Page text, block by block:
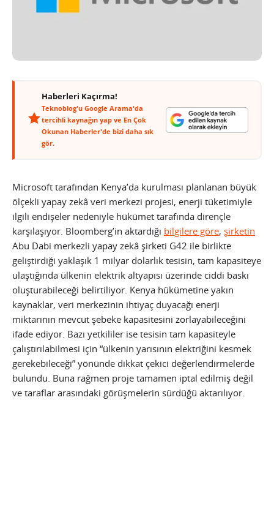
Haberleri Kaçırma!
Teknoblog'u Google Arama'da
tercihli kaynağın yap ve En Çok
Okunan Haberler'de bizi daha sık
gör.
Microsoft tarafından Kenya’da kurulması planlanan büyük
ölçekli yapay zekâ veri merkezi projesi, enerji tüketimiyle
ilgili endişeler nedeniyle hükümet tarafında dirençle
karşılaşıyor. Bloomberg’in aktardığı bilgilere göre, şirketin
Abu Dabi merkezli yapay zekâ şirketi G42 ile birlikte
geliştirdiği yaklaşık 1 milyar dolarlık tesisin, tam kapasiteye
ulaştığında ülkenin elektrik altyapısı üzerinde ciddi baskı
oluşturabileceği belirtiliyor. Kenya hükümetine yakın
kaynaklar, veri merkezinin ihtiyaç duyacağı enerji
miktarının mevcut şebeke kapasitesini zorlayabileceğini
ifade ediyor. Bazı yetkililer ise tesisin tam kapasiteyle
çalıştırılabilmesi için “ülkenin yarısının elektriğini kesmek
gerekebileceği” yönünde dikkat çekici değerlendirmelerde
bulundu. Buna rağmen proje tamamen iptal edilmiş değil
ve taraflar arasındaki görüşmelerin sürdüğü aktarılıyor.